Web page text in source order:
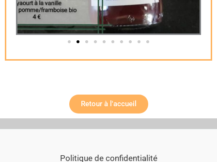
Retour à l'accueil
Politique de confidentialité